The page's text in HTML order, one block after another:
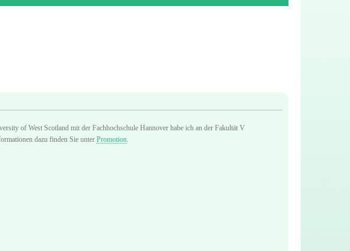
of West Scotland mit der Fachhochschule Hannover habe ich an der Fakultät V
dazu finden Sie unter Promotion